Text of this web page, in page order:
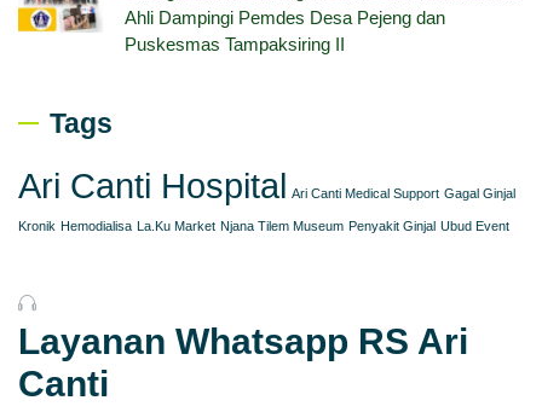
Ahli Dampingi Pemdes Desa Pejeng dan
Puskesmas Tampaksiring II
Tags
Ari Canti Hospital Ari Canti Medical Support Gagal Ginjal
Kronik Hemodialisa La.Ku Market Njana Tilem Museum Penyakit Ginjal Ubud Event
Layanan Whatsapp RS Ari
Canti